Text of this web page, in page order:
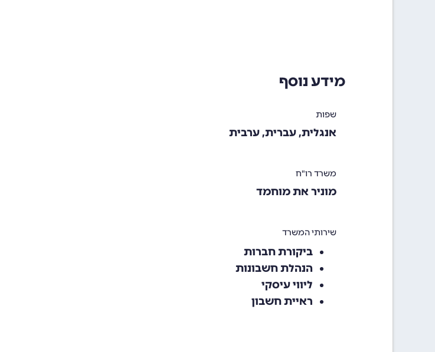
מידע נוסף
שפות
אנגלית, עברית, ערבית
משרד רו"ח
מוניר את מוחמד
שירותי המשרד
ביקורת חברות
הנהלת חשבונות
ליווי עיסקי
ראיית חשבון